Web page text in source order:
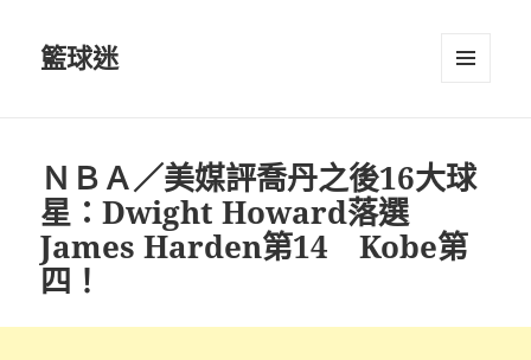
籃球迷
ＮＢＡ／美媒評喬丹之後16大球
星：Dwight Howard落選
James Harden第14 Kobe第
四！